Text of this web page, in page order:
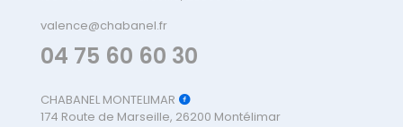
valence@chabanel.fr
04 75 60 60 30
CHABANEL MONTELIMAR
174 Route de Marseille, 26200 Montélimar